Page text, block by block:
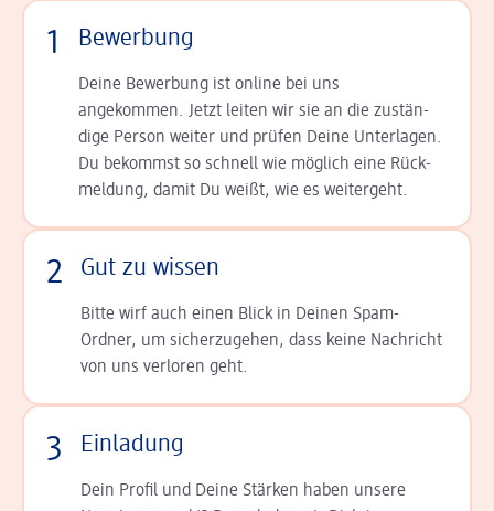
1 Bewerbung
Deine Bewerbung ist online bei uns
angekommen. Jetzt leiten wir sie an die zu­stän­
dige Person weiter und prüfen Deine Unterlagen.
Du bekommst so schnell wie möglich eine Rück­
meldung, damit Du weißt, wie es weitergeht.
2 Gut zu wissen
Bitte wirf auch einen Blick in Deinen Spam-
Ordner, um sicherzugehen, dass keine Nachricht
von uns verloren geht.
3 Einladung
Dein Profil und Deine Stär­ken haben unsere